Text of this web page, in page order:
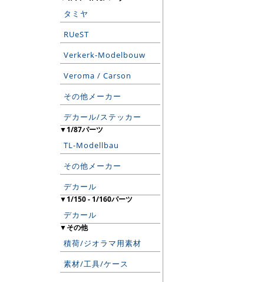
タミヤ
RUeST
Verkerk-Modelbouw
Veroma / Carson
その他メーカー
デカール/ステッカー
▼1/87パーツ
TL-Modellbau
その他メーカー
デカール
▼1/150 - 1/160パーツ
デカール
▼その他
積荷/ジオラマ用素材
素材/工具/ケース